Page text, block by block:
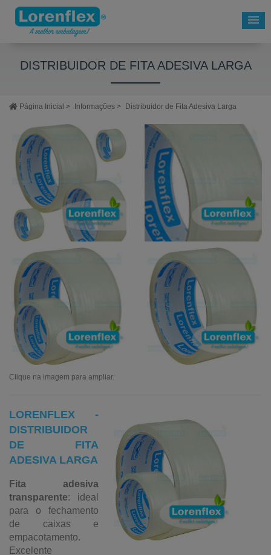
DISTRIBUIDOR DE FITA ADESIVA LARGA
Página Inicial > Informações > Distribuidor de Fita Adesiva Larga
Clique na imagem para ampliar.
LORENFLEX -
DISTRIBUIDOR
DE FITA
ADESIVA LARGA
Fita adesiva
transparente: ideal
para o fechamento
de caixas e
empacotamento.
Excelente